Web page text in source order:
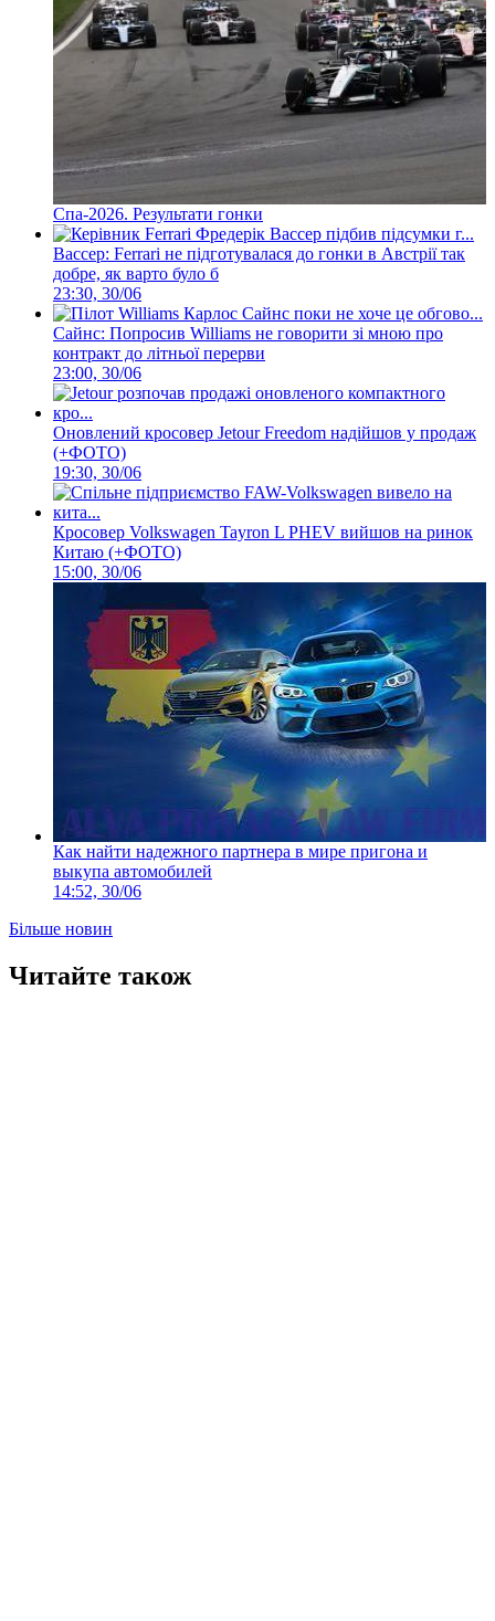
Спа-2026. Результати гонки
Вассер: Ferrari не підготувалася до гонки в Австрії так
добре, як варто було б
23:30, 30/06
Сайнс: Попросив Williams не говорити зі мною про
контракт до літньої перерви
23:00, 30/06
Оновлений кросовер Jetour Freedom надійшов у продаж
(+ФОТО)
19:30, 30/06
Кросовер Volkswagen Tayron L PHEV вийшов на ринок
Китаю (+ФОТО)
15:00, 30/06
Как найти надежного партнера в мире пригона и
выкупа автомобилей
14:52, 30/06
Більше новин
Читайте також